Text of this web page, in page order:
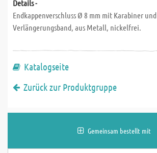
Details -
Endkappenverschluss Ø 8 mm mit Karabiner und
Verlängerungsband, aus Metall, nickelfrei.
Katalogseite
Zurück zur Produktgruppe
Gemeinsam bestellt mit